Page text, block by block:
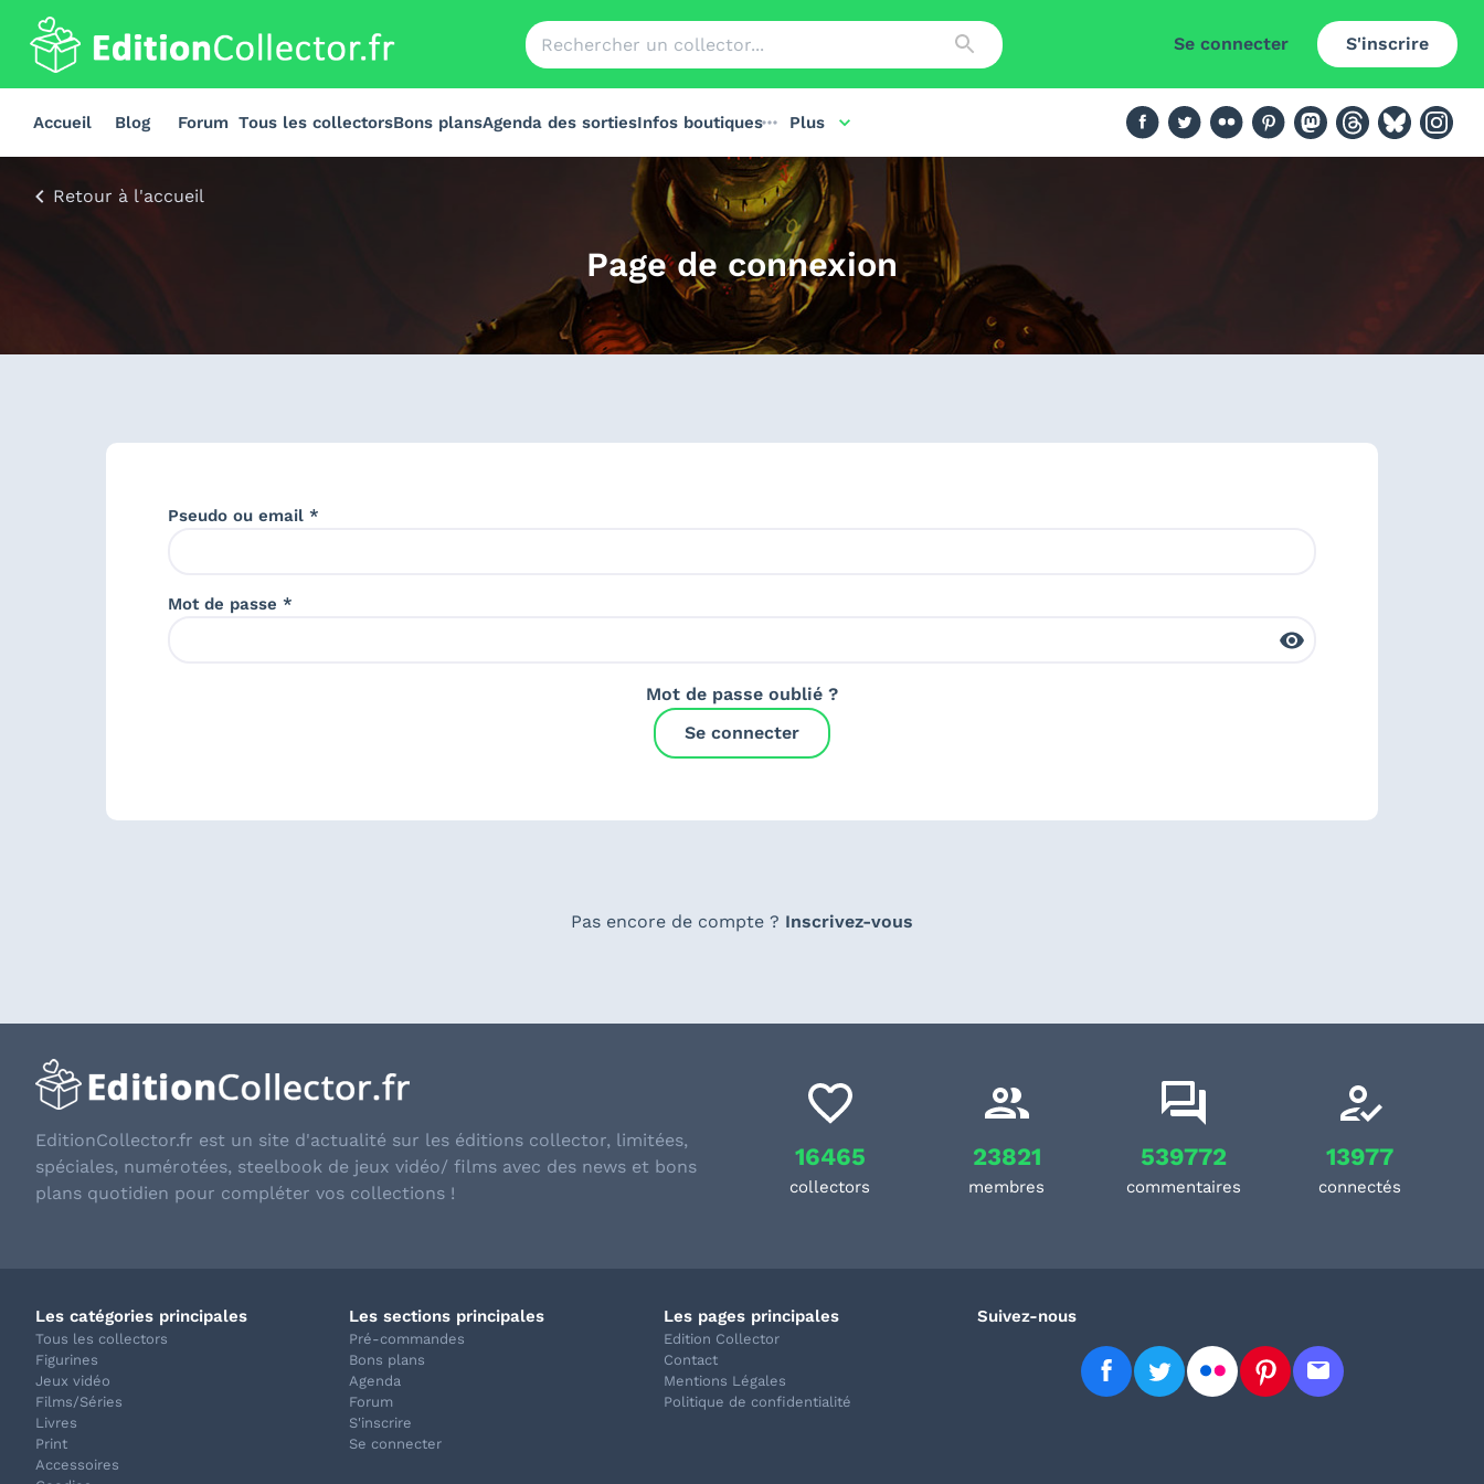
Se connecter S'inscrire
Accueil Blog Forum Tous les collectorsBons plansAgenda des sortiesInfos boutiques Plus
Retour à l'accueil
Page de connexion
Pseudo ou email *
Mot de passe *
Mot de passe oublié ?
Se connecter
Pas encore de compte ? Inscrivez-vous
EditionCollector.fr est un site d'actualité sur les éditions collector, limitées,
spéciales, numérotées, steelbook de jeux vidéo/ films avec des news et bons
plans quotidien pour compléter vos collections !
16465
collectors
23821
membres
539772
commentaires
13977
connectés
Les catégories principales
Tous les collectors
Figurines
Jeux vidéo
Films/Séries
Livres
Print
Accessoires
Les sections principales
Pré-commandes
Bons plans
Agenda
Forum
S'inscrire
Se connecter
Les pages principales
Edition Collector
Contact
Mentions Légales
Politique de confidentialité
Suivez-nous